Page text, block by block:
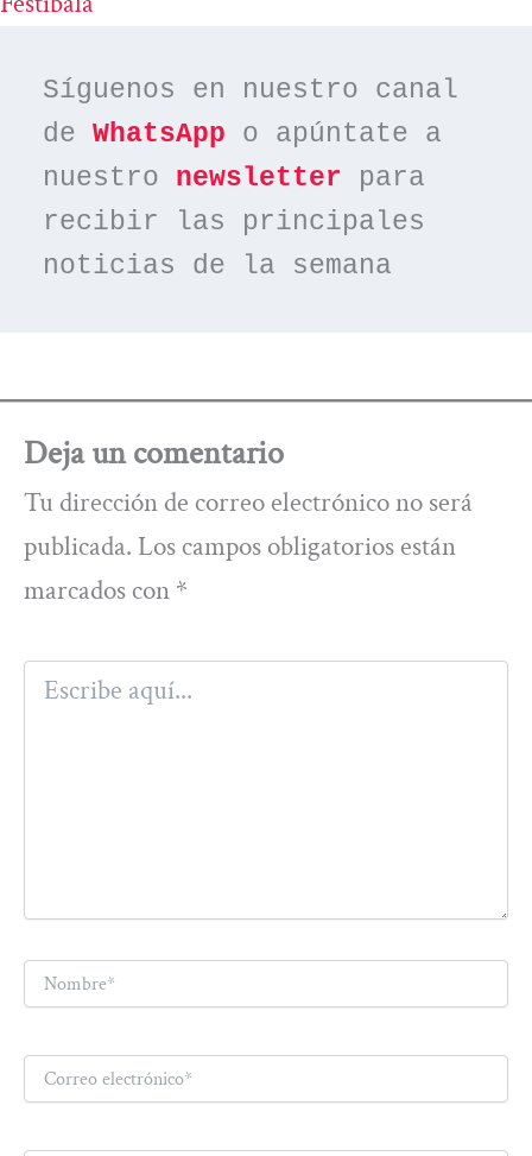
Síguenos en nuestro canal
de WhatsApp o apúntate a
nuestro newsletter para
recibir las principales
noticias de la semana
Deja un comentario
Tu dirección de correo electrónico no será
publicada. Los campos obligatorios están
marcados con *
Escribe
aquí...
Nombre*
Correo
electrónico*